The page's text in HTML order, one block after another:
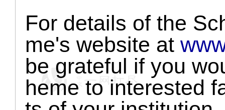
For details of the
me's website at
be grateful if you
heme to interested